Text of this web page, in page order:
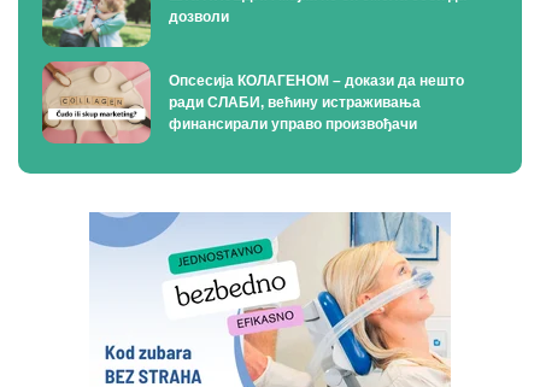
дозволи
Опсесија КОЛАГЕНОМ – докази да нешто
ради СЛАБИ, већину истраживања
финансирали управо произвођачи